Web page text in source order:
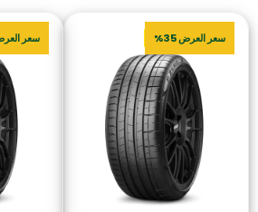
سعر العرض 35% سعر العرض